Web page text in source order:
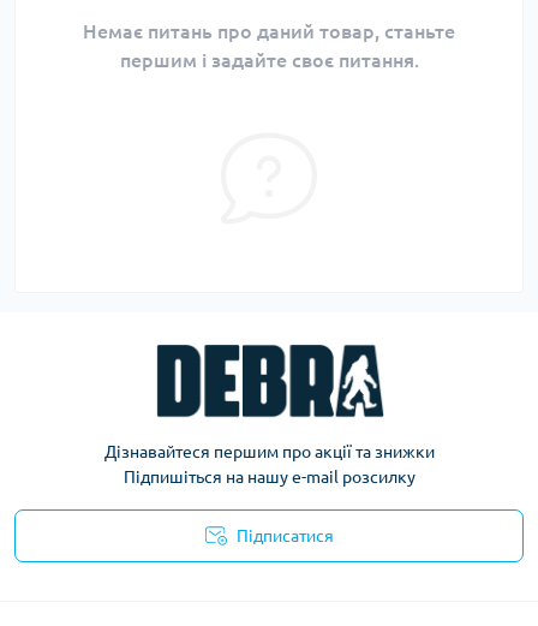
Немає питань про даний товар, станьте
першим і задайте своє питання.
Дізнавайтеся першим про акції та знижки
Підпишіться на нашу e-mail розсилку
Підписатися